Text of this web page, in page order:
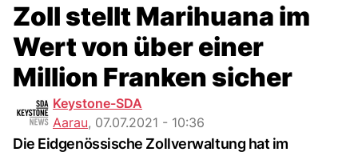
Zoll stellt Marihuana im
Wert von über einer
Million Franken sicher
Keystone-SDA
Aarau, 07.07.2021 - 10:36
Die Eidgenössische Zollverwaltung hat im